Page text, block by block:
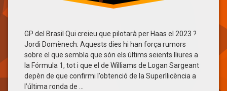
GP del Brasil Qui creieu que pilotarà per Haas el 2023 ?
Jordi Domènech: Aquests dies hi han força rumors
sobre el que sembla que són els últims seients lliures a
la Fórmula 1, tot i que el de Williams de Logan Sargeant
depèn de que confirmi l’obtenció de la Superllicència a
l’última ronda de …